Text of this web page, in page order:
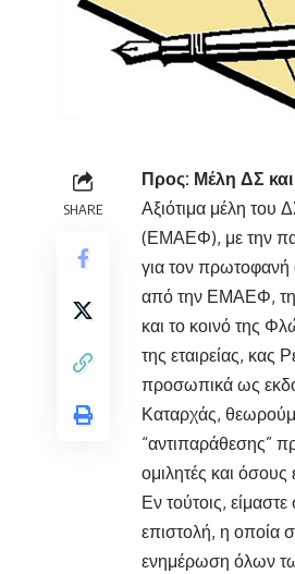
SHARE
Προς: Μέλη ΔΣ
Αξιότιμα μέλη του
(ΕΜΑΕΦ), με την
για τον
από την ΕΜΑΕΦ,
και το κοινό της
της εταιρείας, κας
προσωπικά ως
Καταρχάς,
“αντιπαράθεσης”
ομιλητές και
Εν τούτοις,
επιστολή, η οποία
ενημέρωση όλων